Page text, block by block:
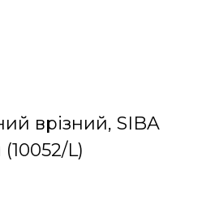
врізний, SIBA
(10052/L)